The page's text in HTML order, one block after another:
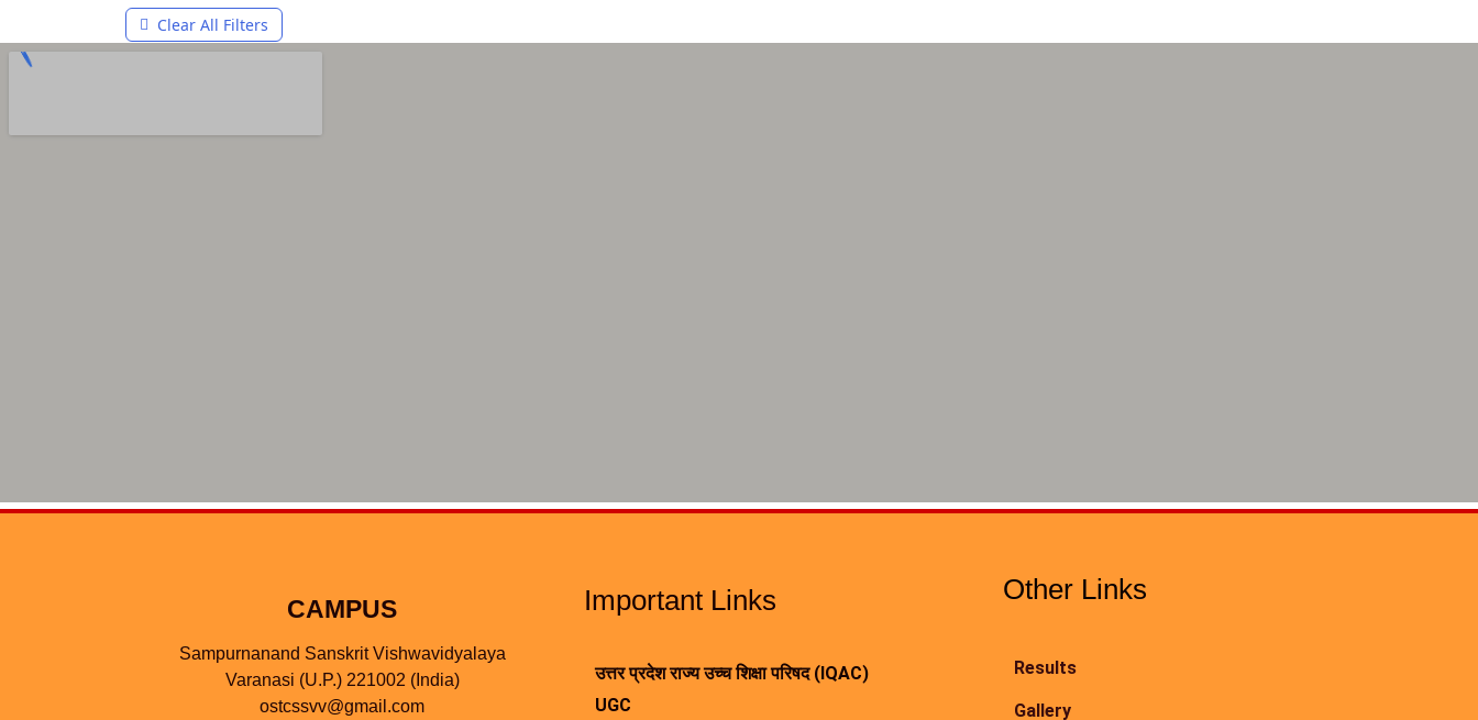
Clear All Filters
CAMPUS
Sampurnanand Sanskrit Vishwavidyalaya
Varanasi (U.P.) 221002 (India)
ostcssvv@gmail.com
Important Links
उत्तर प्रदेश राज्य उच्च शिक्षा परिषद (IQAC)
UGC
Other Links
Results
Gallery